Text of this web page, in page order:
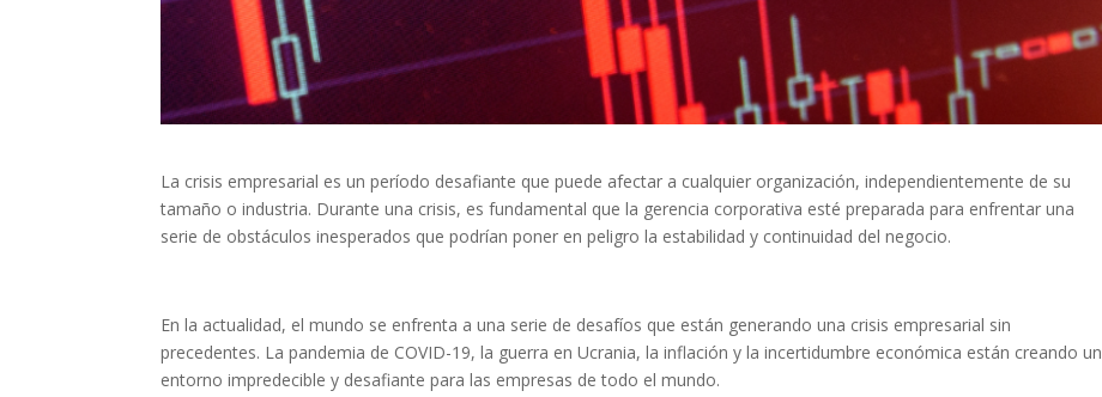
La crisis empresarial es un período desafiante que puede afectar a cualquier organización, independientemente de su
tamaño o industria. Durante una crisis, es fundamental que la gerencia corporativa esté preparada para enfrentar una
serie de obstáculos inesperados que podrían poner en peligro la estabilidad y continuidad del negocio.
En la actualidad, el mundo se enfrenta a una serie de desafíos que están generando una crisis empresarial sin
precedentes. La pandemia de COVID-19, la guerra en Ucrania, la inflación y la incertidumbre económica están creando un
entorno impredecible y desafiante para las empresas de todo el mundo.